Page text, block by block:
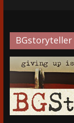
BGstoryteller